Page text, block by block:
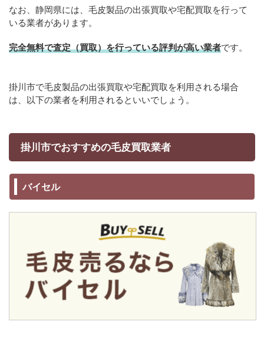
なお、静岡県には、毛皮製品の出張買取や宅配買取を行って
いる業者があります。
完全無料で査定（買取）を行っている評判が高い業者です。
掛川市で毛皮製品の出張買取や宅配買取を利用される場合
は、以下の業者を利用されるといいでしょう。
掛川市でおすすめの毛皮買取業者
バイセル